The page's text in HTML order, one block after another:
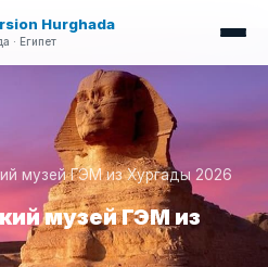
Hurghada
· Египет
музей ГЭМ из Хургады 2026
музей ГЭМ из